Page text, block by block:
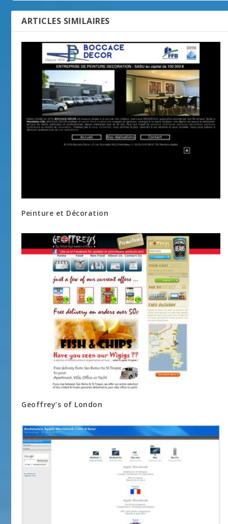
ARTICLES SIMILAIRES
Peinture et Décoration
Geoffrey’s of London